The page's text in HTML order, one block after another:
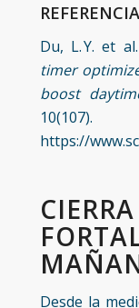
Du, L. Y. et
timer
boost
10(107).
https://
Desde la